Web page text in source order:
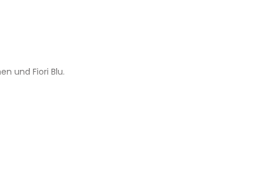
und Fiori Blu.
auch nach dem Waschen präsent.